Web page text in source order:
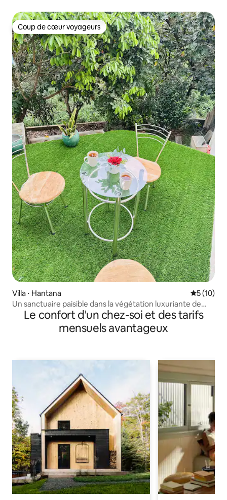
Coup de cœur voyageurs
Coup de cœur voyageurs
Villa ⋅ Hantana
5 (10)
Un sanctuaire paisible dans la végétation luxuriante de
Hanthana
Le confort d'un chez-soi et des tarifs
mensuels avantageux